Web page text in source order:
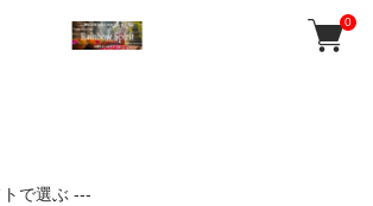
気店Rainbow Spiritの公式ネットショップ。 天然
生石を使ったアクセサリー、 癒しの音色が響く
0
で選ぶ ---